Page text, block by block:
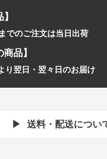
でのご注文は当日出荷
商品】
り翌日・翌々日のお届け
送料・配送につい